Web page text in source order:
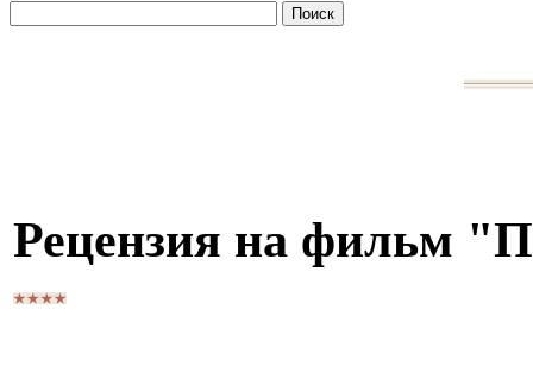
Рецензия на фильм